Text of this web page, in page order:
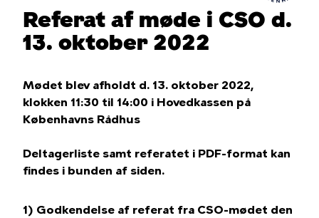
Referat af møde i CSO d.
13. oktober 2022
Mødet blev afholdt d. 13. oktober 2022,
klokken 11:30 til 14:00 i Hovedkassen på
Københavns Rådhus
Deltagerliste samt referatet i PDF-format kan
findes i bunden af siden.
1) Godkendelse af referat fra CSO-mødet den